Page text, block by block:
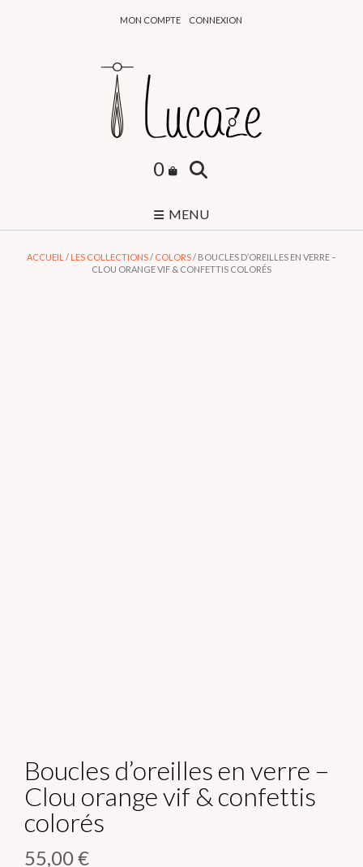
MON COMPTE CONNEXION
0
MENU
ACCUEIL / LES COLLECTIONS/ COLORS/ BOUCLES D’OREILLES EN VERRE –
CLOU ORANGE VIF & CONFETTIS COLORÉS
Boucles d’oreilles en verre –
Clou orange vif & confettis
colorés
55,00€